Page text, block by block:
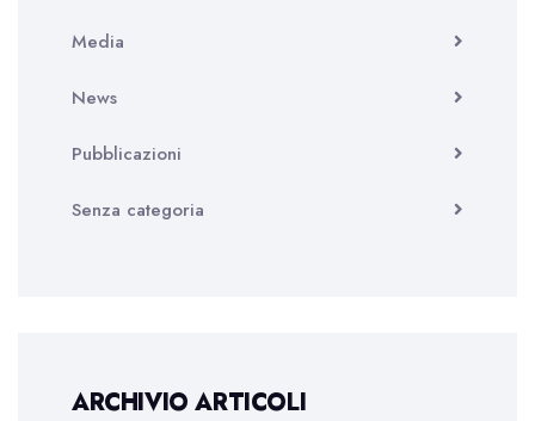
Media
News
Pubblicazioni
Senza categoria
ARCHIVIO ARTICOLI